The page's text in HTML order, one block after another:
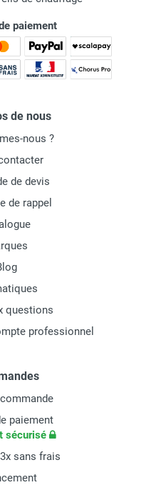
paiement
de nous
nous ?
de devis
de rappel
questions
professionnel
paiement
sécurisé
sans frais